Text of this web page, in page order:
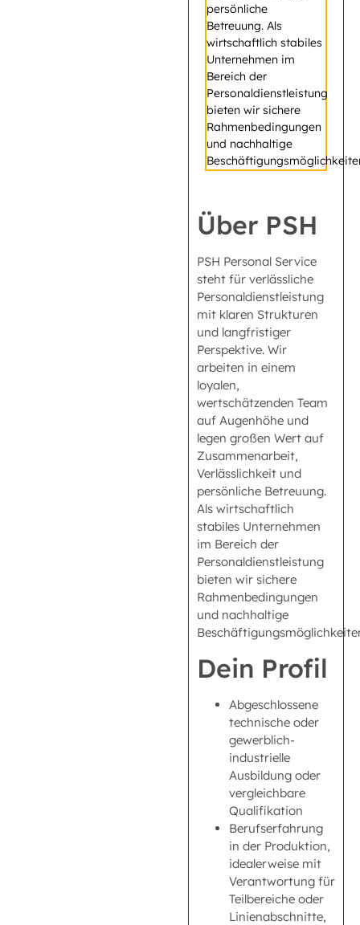
persönliche
Betreuung. Als
wirtschaftlich stabiles
Unternehmen im
Bereich der
Personaldienstleistung
bieten wir sichere
Rahmenbedingungen
und nachhaltige
Über PSH
PSH Personal Service
steht für verlässliche
Personaldienstleistung
mit klaren Strukturen
und langfristiger
Perspektive. Wir
arbeiten in einem
loyalen,
wertschätzenden Team
auf Augenhöhe und
legen großen Wert auf
Zusammenarbeit,
Verlässlichkeit und
persönliche Betreuung.
Als wirtschaftlich
stabiles Unternehmen
im Bereich der
Personaldienstleistung
bieten wir sichere
Rahmenbedingungen
und nachhaltige
Dein Profil
Abgeschlossene
technische oder
gewerblich-
industrielle
Ausbildung oder
vergleichbare
Qualifikation
Berufserfahrung
in der Produktion,
idealerweise mit
Verantwortung für
Teilbereiche oder
Linienabschnitte,